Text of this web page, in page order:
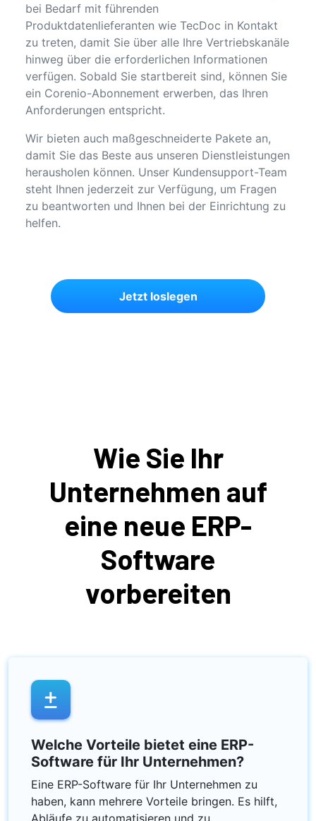
bei Bedarf mit führenden
Produktdatenlieferanten wie TecDoc in Kontakt
zu treten, damit Sie über alle Ihre Vertriebskanäle
hinweg über die erforderlichen Informationen
verfügen. Sobald Sie startbereit sind, können Sie
ein Corenio-Abonnement erwerben, das Ihren
Anforderungen entspricht.
Wir bieten auch maßgeschneiderte Pakete an,
damit Sie das Beste aus unseren Dienstleistungen
herausholen können. Unser Kundensupport-Team
steht Ihnen jederzeit zur Verfügung, um Fragen
zu beantworten und Ihnen bei der Einrichtung zu
helfen.
Jetzt loslegen
Wie Sie Ihr
Unternehmen auf
eine neue ERP-
Software
vorbereiten
Welche Vorteile bietet eine ERP-
Software für Ihr Unternehmen?
Eine ERP-Software für Ihr Unternehmen zu
haben, kann mehrere Vorteile bringen. Es hilft,